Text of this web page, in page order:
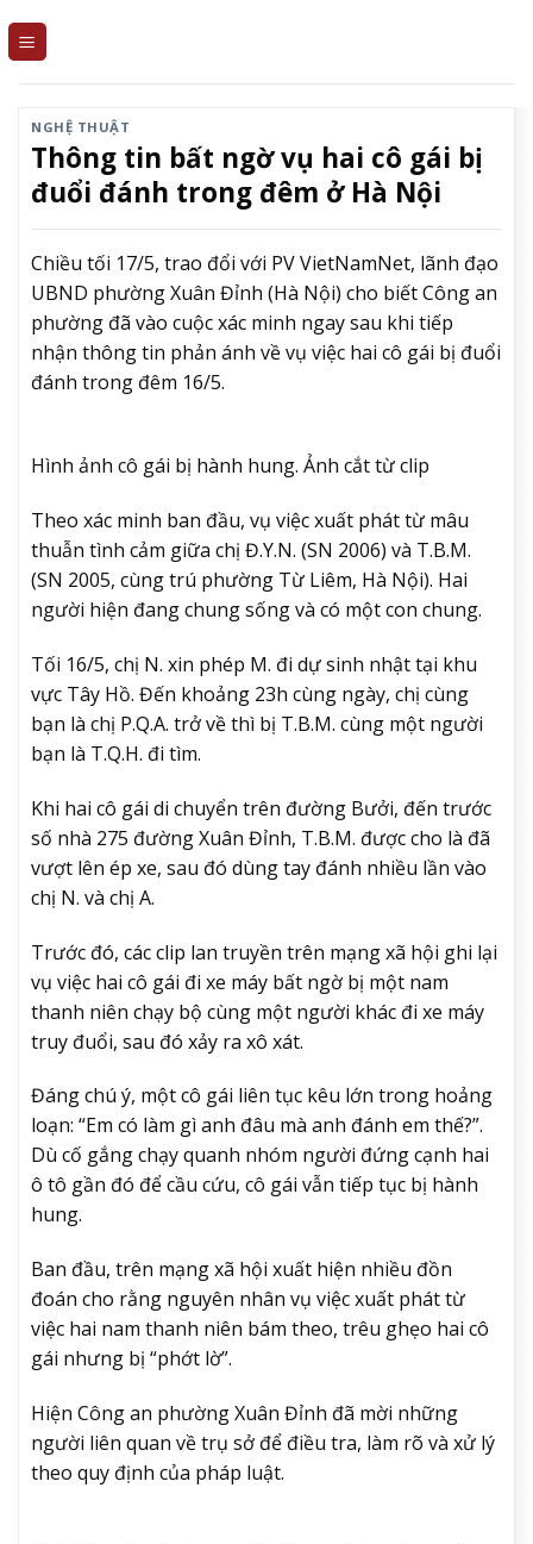
NGHỆ THUẬT
Thông tin bất ngờ vụ hai cô gái bị
đuổi đánh trong đêm ở Hà Nội
Chiều tối 17/5, trao đổi với PV VietNamNet, lãnh đạo
UBND phường Xuân Đỉnh (Hà Nội) cho biết Công an
phường đã vào cuộc xác minh ngay sau khi tiếp
nhận thông tin phản ánh về vụ việc hai cô gái bị đuổi
đánh trong đêm 16/5.
Hình ảnh cô gái bị hành hung. Ảnh cắt từ clip
Theo xác minh ban đầu, vụ việc xuất phát từ mâu
thuẫn tình cảm giữa chị Đ.Y.N. (SN 2006) và T.B.M.
(SN 2005, cùng trú phường Từ Liêm, Hà Nội). Hai
người hiện đang chung sống và có một con chung.
Tối 16/5, chị N. xin phép M. đi dự sinh nhật tại khu
vực Tây Hồ. Đến khoảng 23h cùng ngày, chị cùng
bạn là chị P.Q.A. trở về thì bị T.B.M. cùng một người
bạn là T.Q.H. đi tìm.
Khi hai cô gái di chuyển trên đường Bưởi, đến trước
số nhà 275 đường Xuân Đỉnh, T.B.M. được cho là đã
vượt lên ép xe, sau đó dùng tay đánh nhiều lần vào
chị N. và chị A.
Trước đó, các clip lan truyền trên mạng xã hội ghi lại
vụ việc hai cô gái đi xe máy bất ngờ bị một nam
thanh niên chạy bộ cùng một người khác đi xe máy
truy đuổi, sau đó xảy ra xô xát.
Đáng chú ý, một cô gái liên tục kêu lớn trong hoảng
loạn: “Em có làm gì anh đâu mà anh đánh em thế?”.
Dù cố gắng chạy quanh nhóm người đứng cạnh hai
ô tô gần đó để cầu cứu, cô gái vẫn tiếp tục bị hành
hung.
Ban đầu, trên mạng xã hội xuất hiện nhiều đồn
đoán cho rằng nguyên nhân vụ việc xuất phát từ
việc hai nam thanh niên bám theo, trêu ghẹo hai cô
gái nhưng bị “phớt lờ”.
Hiện Công an phường Xuân Đỉnh đã mời những
người liên quan về trụ sở để điều tra, làm rõ và xử lý
theo quy định của pháp luật.